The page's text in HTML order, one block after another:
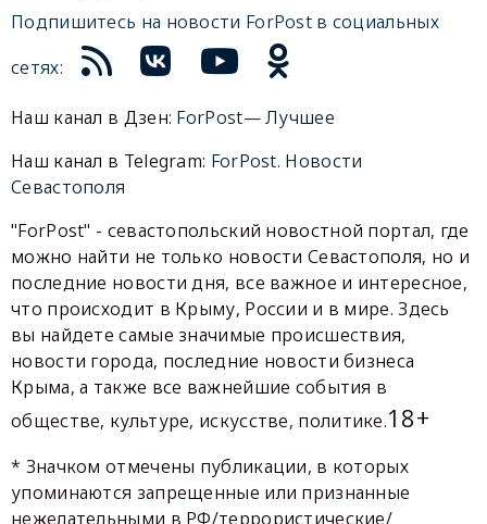
Подпишитесь на новости ForPost в социальных
сетях:
Наш канал в Дзен: ForPost— Лучшее
Наш канал в Telegram: ForPost. Новости
Севастополя
"ForPost" - севастопольский новостной портал, где
можно найти не только новости Севастополя, но и
последние новости дня, все важное и интересное,
что происходит в Крыму, России и в мире. Здесь
вы найдете самые значимые происшествия,
новости города, последние новости бизнеса
Крыма, а также все важнейшие события в
обществе, культуре, искусстве, политике.18+
* Значком отмечены публикации, в которых
упоминаются запрещенные или признанные
нежелательными в РФ/террористические/